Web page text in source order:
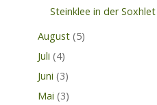
Steinklee in der Soxhlet
August (5)
Juli (4)
Juni (3)
Mai (3)